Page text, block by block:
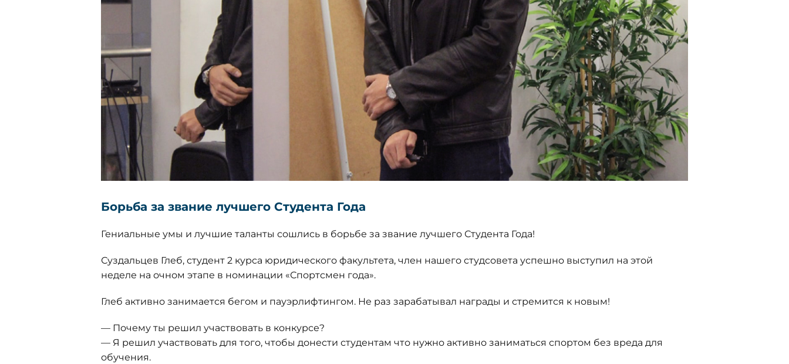
Борьба за звание лучшего Студента Года
Гениальные умы и лучшие таланты сошлись в борьбе за звание лучшего Студента Года!
Суздальцев Глеб, студент 2 курса юридического факультета, член нашего студсовета успешно выступил на этой
неделе на очном этапе в номинации «Спортсмен года».
Глеб активно занимается бегом и пауэрлифтингом. Не раз зарабатывал награды и стремится к новым!
— Почему ты решил участвовать в конкурсе?
— Я решил участвовать для того, чтобы донести студентам что нужно активно заниматься спортом без вреда для
обучения.